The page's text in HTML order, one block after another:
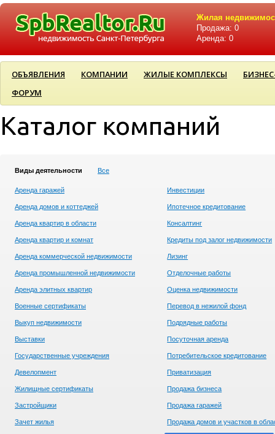
Жилая
Продажа: 0
Аренда: 0
ОБЪЯВЛЕНИЯ КОМПАНИИ ЖИЛЫЕ КОМПЛЕКСЫ
ФОРУМ
Каталог компаний
Виды деятельности Все
Аренда гаражей
Аренда домов и коттеджей
Аренда квартир в области
Аренда квартир и комнат
Аренда коммерческой недвижимости
Аренда промышленной недвижимости
Аренда элитных квартир
Военные сертификаты
Выкуп недвижимости
Выставки
Государственные учреждения
Девелопмент
Жилищные сертификаты
Застройщики
Зачет жилья
Инвестиции
Ипотечное кредитование
Консалтинг
Кредиты под залог недвижимости
Лизинг
Отделочные работы
Оценка недвижимости
Перевод в нежилой фонд
Подрядные работы
Посуточная аренда
Потребительское кредитование
Приватизация
Продажа бизнеса
Продажа гаражей
Продажа домов и участков в